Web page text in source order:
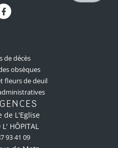
de décès
obsèques
fleurs de deuil
de L'Eglise
HÔPITAL
93 41 09